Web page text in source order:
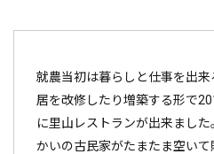
就農当初は暮らしと仕事を出
居を改修したり増築する形で
に里山レストランが出来まし
かいの古民家がたまたま空いて